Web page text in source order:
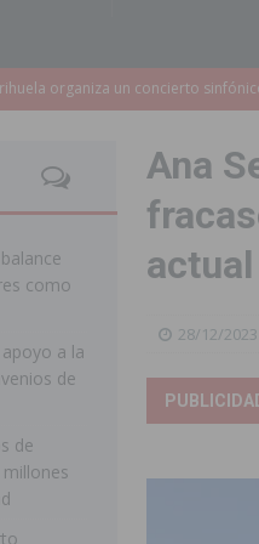
Ayuntamiento de Almoradí mejora
destina 1,2 millones
Policía Nacional desarticula un
electrónicas
ORIHUELA
impulsa el empleo con la
de Bonanza alerta del
ya se prepara para dar
Ana
28/12/2023
como
a la
de
de
millones